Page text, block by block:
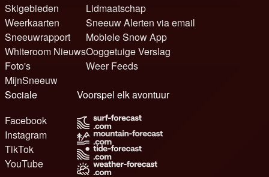
Skigebieden
Weerkaarten
Sneeuwrapport
Whiteroom Nieuws
Foto's
MijnSneeuw
Lidmaatschap
Sneeuw Alerten via email
Mobiele Snow App
Ooggetuige Verslag
Weer Feeds
Sociale
Facebook
Instagram
TikTok
YouTube
Voorspel elk avontuur